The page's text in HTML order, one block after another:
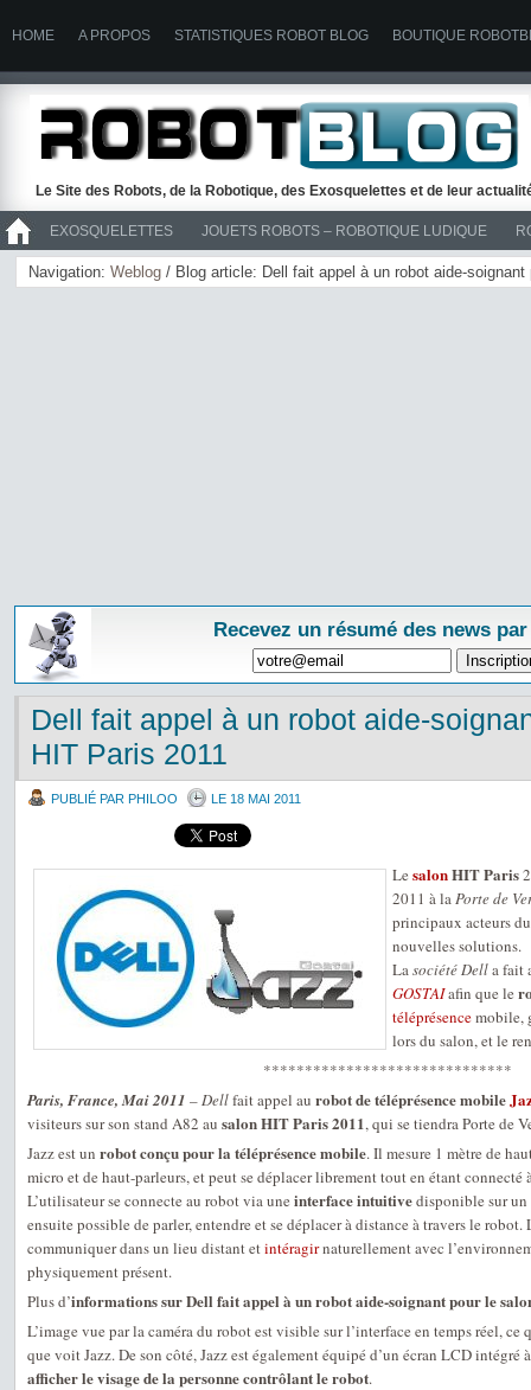
HOME A PROPOS STATISTIQUES ROBOT BLOG BOUTIQUE
Le Site des Robots, de la Robotique, des Exosquelettes et de leur
EXOSQUELETTES JOUETS ROBOTS – ROBOTIQUE LUDIQUE
>> ROBOTS
Navigation: Weblog / Blog article: Dell fait appel à un robot aide-
Recevez un résumé des news
Dell fait appel à un robot aide-
HIT Paris 2011
PUBLIÉ PAR PHILOO LE 18 MAI 2011
Le salonHIT Paris
2011 à laPorte de
principaux acteurs
nouvelles solutions.
Lasociété Della fait
GOSTAIafin que le
téléprésencemobile,
lors du salon, et le
******************************
Paris, France, Mai 2011 –Dellfait appel au robot de téléprésence mobile
visiteurs sur son stand A82 au salon HIT Paris 2011, qui se tiendra Porte de
Jazz est un robot conçu pour la téléprésence mobile. Il mesure 1 mètre de
micro et de haut-parleurs, et peut se déplacer librement tout en étant connecté
L’utilisateur se connecte au robot via une interface intuitivedisponible sur
ensuite possible de parler, entendre et se déplacer à distance à travers le
communiquer dans un lieu distant etintéragirnaturellement avec
physiquement présent.
Plus d’informations sur Dell fait appel à un robot aide-soignant pour le
L’image vue par la caméra du robot est visible sur l’interface en temps réel,
que voit Jazz. De son côté, Jazz est également équipé d’un écran LCD intégré
afficher le visage de la personne contrôlant le robot.